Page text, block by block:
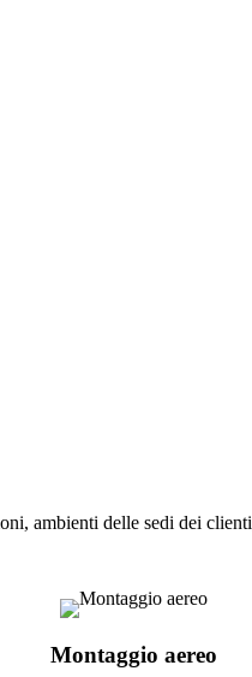
ambienti delle sedi dei
Montaggio aereo